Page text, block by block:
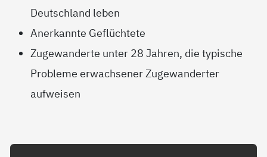
Deutschland leben
Anerkannte Geflüchtete
Zugewanderte unter 28 Jahren, die typische
Probleme erwachsener Zugewanderter
aufweisen